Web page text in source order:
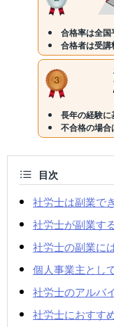
合格率は全
合格者は受講
長年の経験に
不合格の場
目次
社労士は副業で
社労士が副業す
社労士の副業に
個人事業主とし
社労士のアルバ
社労士におすす